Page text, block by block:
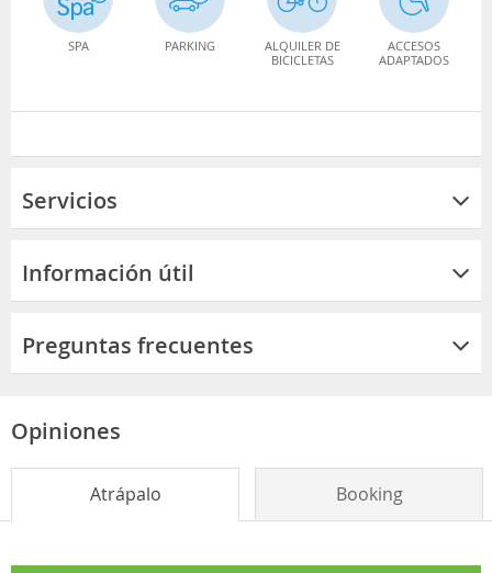
SPA PARKING
ALQUILER DE
BICICLETAS
ACCESOS
ADAPTADOS
Servicios
Información útil
Preguntas frecuentes
Opiniones
Atrápalo Booking